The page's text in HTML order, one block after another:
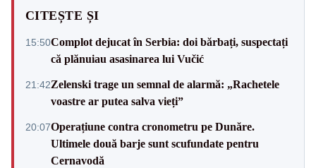
CITEȘTE ȘI
15:50Complot dejucat în Serbia: doi bărbați, suspectați
că plănuiau asasinarea lui Vučić
21:42Zelenski trage un semnal de alarmă: „Rachetele
voastre ar putea salva vieți”
20:07Operațiune contra cronometru pe Dunăre.
Ultimele două barje sunt scufundate pentru
Cernavodă